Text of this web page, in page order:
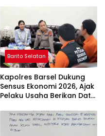
Barito Selatan
Kapolres Barsel Dukung
Sensus Ekonomi 2026, Ajak
Pelaku Usaha Berikan Data